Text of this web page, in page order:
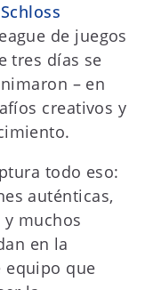
Schloss
de juegos
tres días se
– en
creativos y
todo eso:
auténticas,
muchos
en la
equipo que